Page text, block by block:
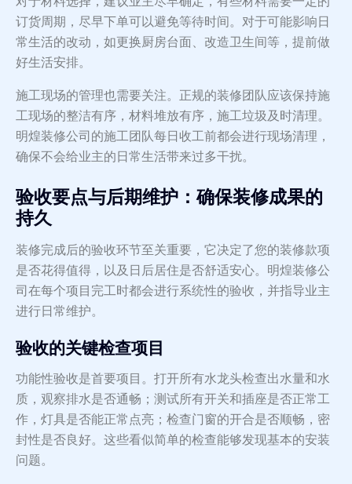
订货周期，尽早下单可以避免等待时间。对于可能影响日
常生活的改动，如更换厨房台面、改造卫生间等，提前做
好生活安排。
施工现场的管理也需要关注。正规的装修团队应该保持施
工现场的整洁有序，材料堆放有序，施工垃圾及时清理。
明煌装修公司的施工团队每日收工前都会进行现场清理，
确保不会给业主的日常生活带来过多干扰。
验收要点与后期维护：确保装修成果的
持久
装修完成后的验收环节至关重要，它决定了您的装修款项
是否花得值得，以及日后居住是否舒适安心。明煌装修公
司在每个项目完工时都会进行系统性的验收，并指导业主
进行日常维护。
验收的关键检查项目
功能性验收是首要项目。打开所有水龙头检查出水量和水
质，观察排水是否通畅；测试所有开关和插座是否正常工
作，灯具是否能正常点亮；检查门窗的开合是否顺畅，密
封性是否良好。这些看似简单的检查能够发现基本的安装
问题。